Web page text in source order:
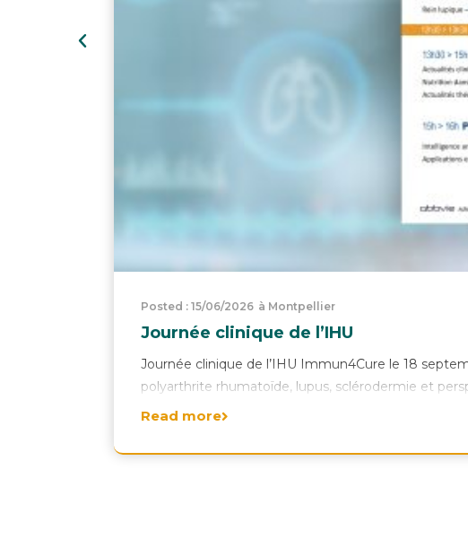
Posted : 15/06/2026 à Montpellier
Journée clinique de l’IHU
Journée clinique de l’IHU Immun4Cure le 18
polyarthrite rhumatoïde, lupus, sclérodermie et
Read more